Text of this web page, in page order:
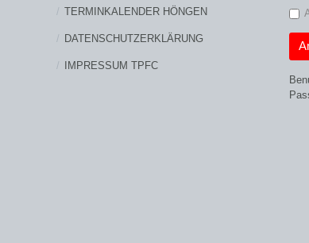
TERMINKALENDER HÖNGEN
DATENSCHUTZERKLÄRUNG
IMPRESSUM TPFC